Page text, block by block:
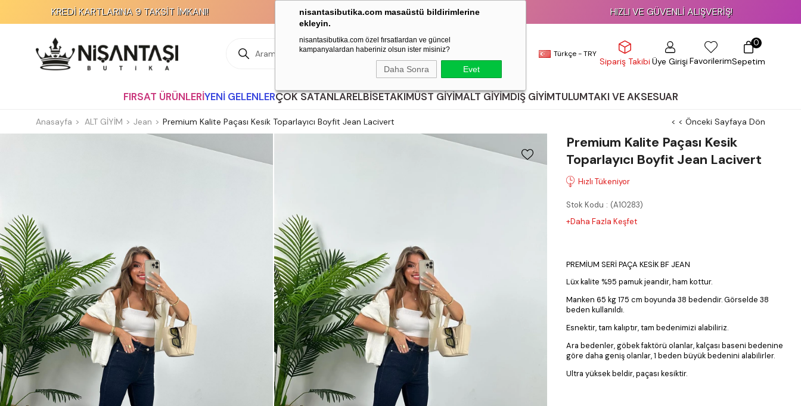
nisantasibutika.com masaüstü bildirimlerine
ekleyin.
nisantasibutika.com özel fırsatlardan ve güncel
kampanyalardan haberiniz olsun ister misiniz?
Daha Sonra Evet
KREDİ KARTLARINA 9 TAKSİT İMKANI! KAPIDA ÖDEME İMKANI! HIZLI VE GÜVENLİ ALIŞVERİŞ!
Türkçe - TRY
Sipariş TakibiÜye GirişiFavorilerimSepetim
0
FIRSAT ÜRÜNLERİYENİ GELENLERÇOK SATANLARELBİSETAKIMÜST GİYİMALT GİYİMDIŞ GİYİMTULUMTAKI VE AKSESUAR
Anasayfa ALT GİYİM Jean Premium Kalite Paçası Kesik Toparlayıcı Boyfit Jean Lacivert < < Önceki Sayfaya Dön
Premium Kalite Paçası Kesik
Toparlayıcı Boyfit Jean Lacivert
Stok Kodu
(A10283)
+Daha Fazla Keşfet
PREMİUM SERİ PAÇA KESİK BF JEAN
Lüx kalite %95 pamuk jeandir, ham kottur.
Manken 65 kg 175 cm boyunda 38 bedendir. Görselde 38
beden kullanıldı.
Esnektir, tam kalıptır, tam bedenimizi alabiliriz.
Ara bedenler, göbek faktörü olanlar, kalçası baseni bedenine
göre daha geniş olanlar, 1 beden büyük bedenini alabilirler.
Ultra yüksek beldir, paçası kesiktir.